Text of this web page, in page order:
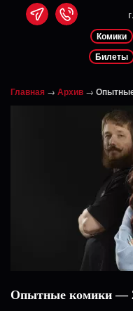
Комики
Билеты
Главная → Архив →
Опытные комики —